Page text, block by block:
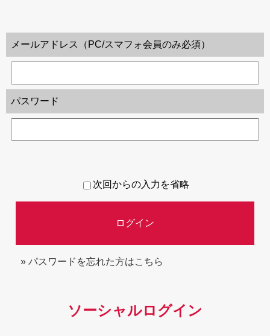
メールアドレス（PC/スマフォ会員のみ必須）
パスワード
次回からの入力を省略
ログイン
» パスワードを忘れた方はこちら
ソーシャルログイン